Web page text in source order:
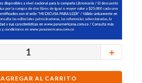
＋
AGREGAR AL CARRITO